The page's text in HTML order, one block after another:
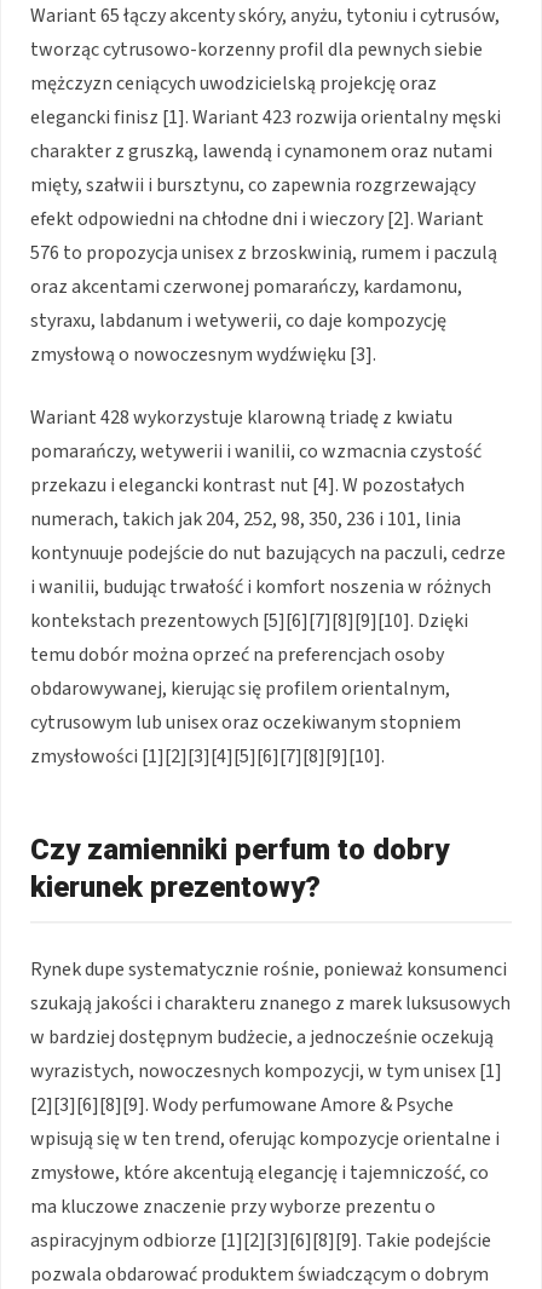
Wariant 65 łączy akcenty skóry, anyżu, tytoniu i cytrusów,
tworząc cytrusowo-korzenny profil dla pewnych siebie
mężczyzn ceniących uwodzicielską projekcję oraz
elegancki finisz [1]. Wariant 423 rozwija orientalny męski
charakter z gruszką, lawendą i cynamonem oraz nutami
mięty, szałwii i bursztynu, co zapewnia rozgrzewający
efekt odpowiedni na chłodne dni i wieczory [2]. Wariant
576 to propozycja unisex z brzoskwinią, rumem i paczulą
oraz akcentami czerwonej pomarańczy, kardamonu,
styraxu, labdanum i wetywerii, co daje kompozycję
zmysłową o nowoczesnym wydźwięku [3].
Wariant 428 wykorzystuje klarowną triadę z kwiatu
pomarańczy, wetywerii i wanilii, co wzmacnia czystość
przekazu i elegancki kontrast nut [4]. W pozostałych
numerach, takich jak 204, 252, 98, 350, 236 i 101, linia
kontynuuje podejście do nut bazujących na paczuli, cedrze
i wanilii, budując trwałość i komfort noszenia w różnych
kontekstach prezentowych [5][6][7][8][9][10]. Dzięki
temu dobór można oprzeć na preferencjach osoby
obdarowywanej, kierując się profilem orientalnym,
cytrusowym lub unisex oraz oczekiwanym stopniem
zmysłowości [1][2][3][4][5][6][7][8][9][10].
Czy zamienniki perfum to dobry
kierunek prezentowy?
Rynek dupe systematycznie rośnie, ponieważ konsumenci
szukają jakości i charakteru znanego z marek luksusowych
w bardziej dostępnym budżecie, a jednocześnie oczekują
wyrazistych, nowoczesnych kompozycji, w tym unisex [1]
[2][3][6][8][9]. Wody perfumowane Amore & Psyche
wpisują się w ten trend, oferując kompozycje orientalne i
zmysłowe, które akcentują elegancję i tajemniczość, co
ma kluczowe znaczenie przy wyborze prezentu o
aspiracyjnym odbiorze [1][2][3][6][8][9]. Takie podejście
pozwala obdarować produktem świadczącym o dobrym